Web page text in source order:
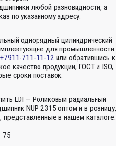
любой разновидности, а
по указанному адресу.
однорядный цилиндрический
для промышленности
+7911-711-11-12 или обратившись к
качество продукции, ГОСТ и ISO,
сроки поставок.
LDI — Роликовый радиальный
NUP 2315 оптом и в розницу,
в нашем каталоге.
75